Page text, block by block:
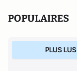
POPULAIRES
PLUS LUS